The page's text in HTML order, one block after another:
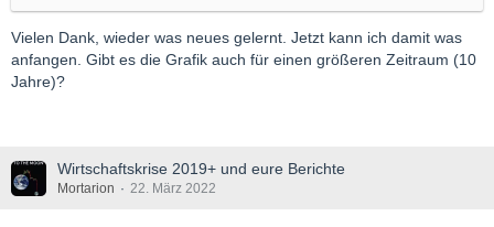
Vielen Dank, wieder was neues gelernt. Jetzt kann ich damit was
anfangen. Gibt es die Grafik auch für einen größeren Zeitraum (10
Jahre)?
Wirtschaftskrise 2019+ und eure Berichte
Mortarion 22. März 2022